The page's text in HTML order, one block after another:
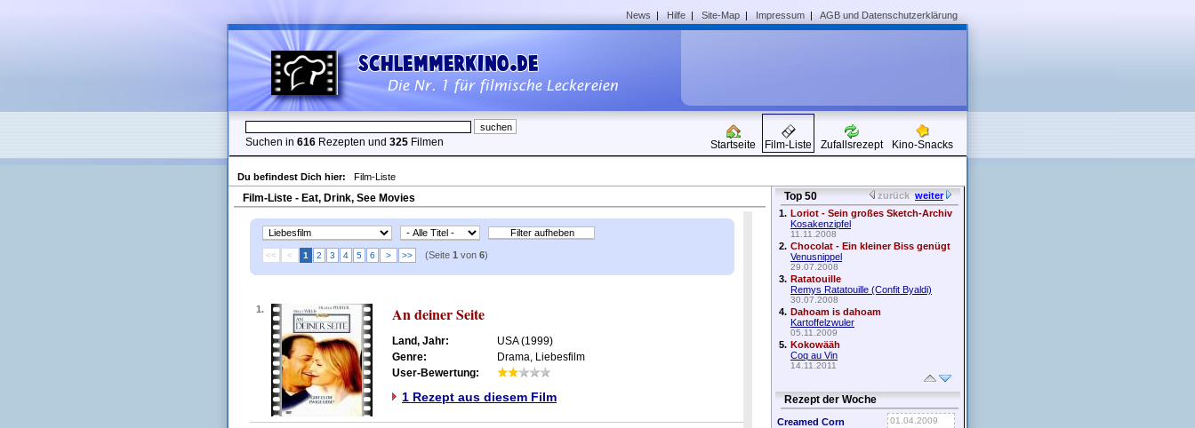
News | Hilfe | Site-Map | Impressum | AGB und Datenschutzerklärung
Suchen in 616 Rezepten und 325 Filmen Startseite Film-Liste Zufallsrezept Kino-Snacks
Du befindest Dich hier: Film-Liste
Film-Liste - Eat, Drink, See Movies
<< < 1 2 3 4 5 6 > >> (Seite 1 von 6)
1. An deiner Seite
Land, Jahr:
USA (1999)
Genre:
Drama, Liebesfilm
User-Bewertung:
1 Rezept aus diesem Film
zurück weiter
Top 50
1. Loriot - Sein großes Sketch-Archiv
Kosakenzipfel
11.11.2008
2. Chocolat - Ein kleiner Biss genügt
Venusnippel
29.07.2008
3. Ratatouille
Remys Ratatouille (Confit Byaldi)
30.07.2008
4. Dahoam is dahoam
Kartoffelzwuler
05.11.2009
5. Kokowääh
Coq au Vin
14.11.2011
Rezept der Woche
01.04.2009
Creamed Corn